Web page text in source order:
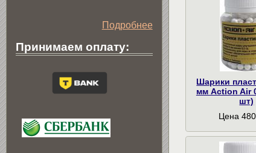
Шарики
мм Action Air
шт)
Цена
Подробнее
Принимаем оплату: